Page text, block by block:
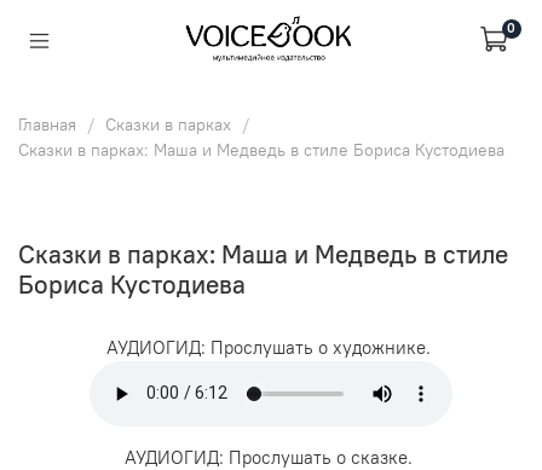
0
Главная
Сказки в парках
Сказки в парках: Маша и Медведь в стиле Бориса Кустодиева
Сказки в парках: Маша и Медведь в стиле
Бориса Кустодиева
АУДИОГИД: Прослушать о художнике.
АУДИОГИД: Прослушать о сказке.